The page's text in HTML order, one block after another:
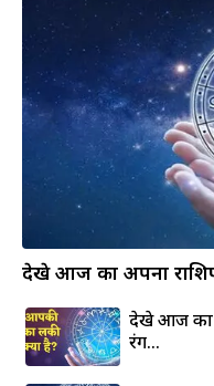
देखे आज का अपना
देखे आज का
रंग…